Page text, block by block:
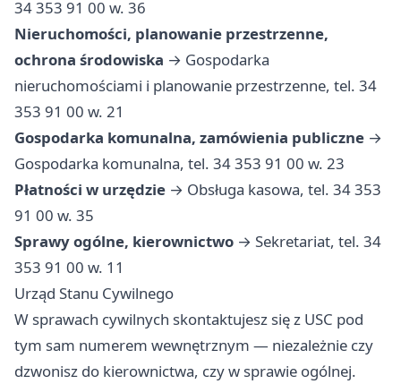
34 353 91 00 w. 36
Nieruchomości, planowanie przestrzenne,
ochrona środowiska → Gospodarka
nieruchomościami i planowanie przestrzenne, tel. 34
353 91 00 w. 21
Gospodarka komunalna, zamówienia publiczne →
Gospodarka komunalna, tel. 34 353 91 00 w. 23
Płatności w urzędzie → Obsługa kasowa, tel. 34 353
91 00 w. 35
Sprawy ogólne, kierownictwo → Sekretariat, tel. 34
353 91 00 w. 11
Urząd Stanu Cywilnego
W sprawach cywilnych skontaktujesz się z USC pod
tym sam numerem wewnętrznym — niezależnie czy
dzwonisz do kierownictwa, czy w sprawie ogólnej.